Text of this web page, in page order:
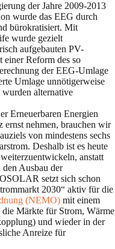
der Jahre 2009-2013
wurde das EEG durch
bürokratisiert. Mit
wurde gezielt
aufgebauten PV-
einer Reform des so
der EEG-Umlage
Umlage unnötigerweise
alternative
Erneuerbaren Energien
nehmen, brauchen wir
von mindestens sechs
Deshalb ist es heute
anstatt
Ausbau der
setzt sich schon
2030“ aktiv für die
(NEMO) mit einem
Märkte für Strom, Wärme
und wieder in der
Anreize für